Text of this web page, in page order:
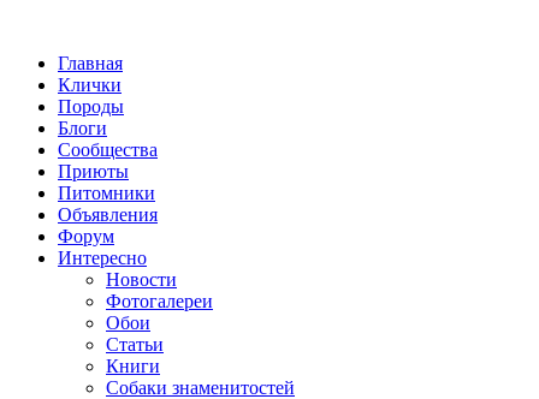
Главная
Клички
Породы
Блоги
Сообщества
Приюты
Питомники
Объявления
Форум
Интересно
Новости
Фотогалереи
Обои
Статьи
Книги
Собаки знаменитостей